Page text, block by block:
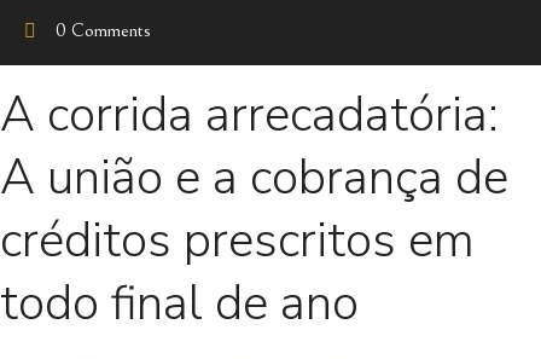
0 Comments
A corrida arrecadatória:
A união e a cobrança de
créditos prescritos em
todo final de ano